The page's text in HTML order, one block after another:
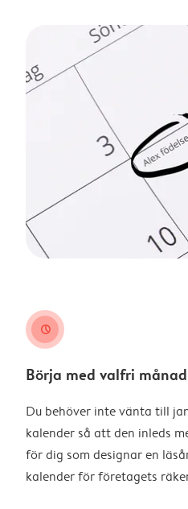
clock
Börja med valfri månad
Du behöver inte vänta till
kalender så att den inleds
för dig som designar en
kalender för företagets